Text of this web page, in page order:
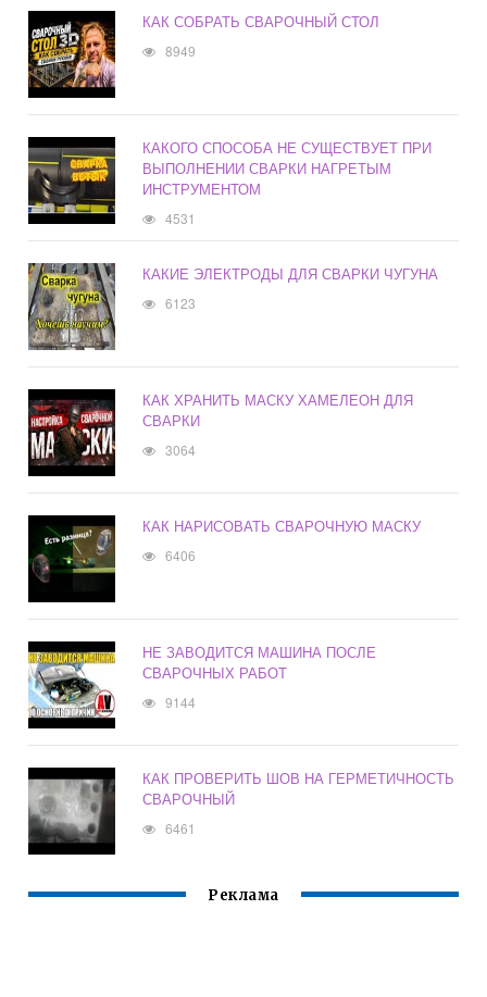
КАК СОБРАТЬ СВАРОЧНЫЙ СТОЛ
8949
КАКОГО СПОСОБА НЕ СУЩЕСТВУЕТ ПРИ
ВЫПОЛНЕНИИ СВАРКИ НАГРЕТЫМ
ИНСТРУМЕНТОМ
4531
КАКИЕ ЭЛЕКТРОДЫ ДЛЯ СВАРКИ ЧУГУНА
6123
КАК ХРАНИТЬ МАСКУ ХАМЕЛЕОН ДЛЯ
СВАРКИ
3064
КАК НАРИСОВАТЬ СВАРОЧНУЮ МАСКУ
6406
НЕ ЗАВОДИТСЯ МАШИНА ПОСЛЕ
СВАРОЧНЫХ РАБОТ
9144
КАК ПРОВЕРИТЬ ШОВ НА ГЕРМЕТИЧНОСТЬ
СВАРОЧНЫЙ
6461
Реклама